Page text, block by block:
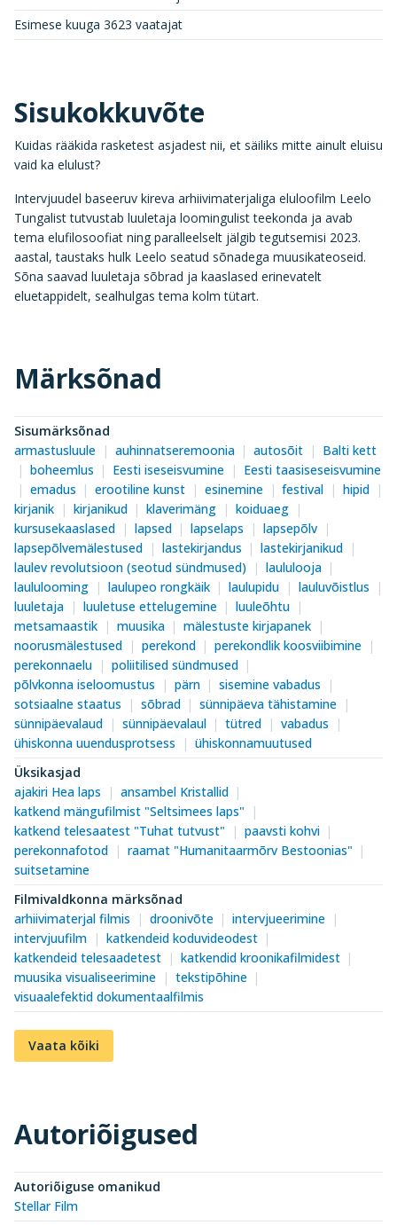
Esimese kuuga 3623 vaatajat
Sisukokkuvõte
Kuidas rääkida rasketest asjadest nii, et säiliks mitte ainult eluisu
vaid ka elulust?
Intervjuudel baseeruv kireva arhiivimaterjaliga eluloofilm Leelo
Tungalist tutvustab luuletaja loomingulist teekonda ja avab
tema elufilosoofiat ning paralleelselt jälgib tegutsemisi 2023.
aastal, taustaks hulk Leelo seatud sõnadega muusikateoseid.
Sõna saavad luuletaja sõbrad ja kaaslased erinevatelt
eluetappidelt, sealhulgas tema kolm tütart.
Märksõnad
Sisumärksõnad
armastusluule
auhinnatseremoonia autosõit
Balti kett
boheemlus
Eesti iseseisvumine
Eesti taasiseseisvumine
emadus
erootiline kunst esinemine festival
hipid
kirjanik
kirjanikud klaverimäng
koiduaeg
kursusekaaslased
lapsed lapselaps
lapsepõlv
lapsepõlvemälestused
lastekirjandus
lastekirjanikud
laulev revolutsioon (seotud sündmused)
laululooja
laululooming
laulupeo rongkäik laulupidu
lauluvõistlus
luuletaja
luuletuse ettelugemine
luuleõhtu
metsamaastik
muusika
mälestuste kirjapanek
noorusmälestused
perekond
perekondlik koosviibimine
perekonnaelu
poliitilised sündmused
põlvkonna iseloomustus
pärn
sisemine vabadus
sotsiaalne staatus
sõbrad
sünnipäeva tähistamine
sünnipäevalaud
sünnipäevalaul tütred
vabadus
ühiskonna uuendusprotsess
ühiskonnamuutused
Üksikasjad
ajakiri Hea laps
ansambel Kristallid
katkend mängufilmist "Seltsimees laps"
katkend telesaatest "Tuhat tutvust"
paavsti kohvi
perekonnafotod
raamat "Humanitaarmõrv Bestoonias"
suitsetamine
Filmivaldkonna märksõnad
arhiivimaterjal filmis
droonivõte
intervjueerimine
intervjuufilm
katkendeid koduvideodest
katkendeid telesaadetest
katkendid kroonikafilmidest
muusika visualiseerimine
tekstipõhine
visuaalefektid dokumentaalfilmis
Vaata kõiki
Autoriõigused
Autoriõiguse omanikud
Stellar Film